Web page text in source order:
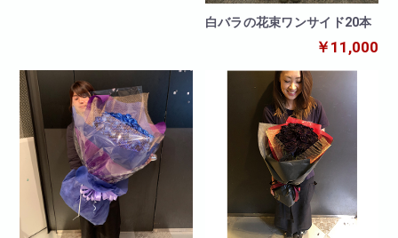
白バラの花束ワンサイド20本
￥11,000